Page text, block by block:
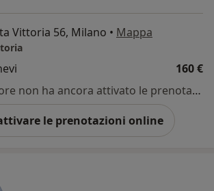
Vittoria 56, Milano • Mappa
160 €
Questo dottore non ha ancora attivato le prenotazioni online presso questo indirizzo.
le prenotazioni online